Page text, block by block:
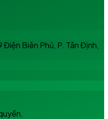
Điện Biên Phủ, P. Tân Định,